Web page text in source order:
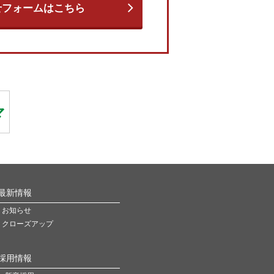
ォームはこちら
新情報
お知らせ
クローズアップ
用情報